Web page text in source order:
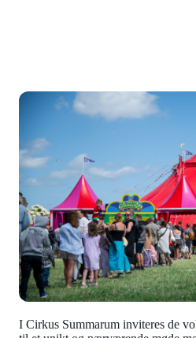
I Cirkus Summarum inviteres de